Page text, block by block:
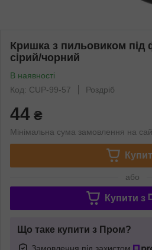
Кришка з пильовиком під
сірий/чорний
В наявності
Код: CUP-99-57
Роздріб
44 ₴
Мінімальна сума замовлення на
або
Купити з
Що таке купити з Пром?
Замовлення під захистом